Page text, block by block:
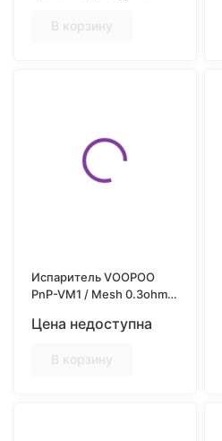
В корзину
Испаритель VOOPOO
PnP-VM1 / Mesh 0.3ohm /
Цена недоступна
В корзину